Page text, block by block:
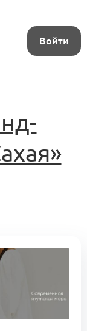
Войти